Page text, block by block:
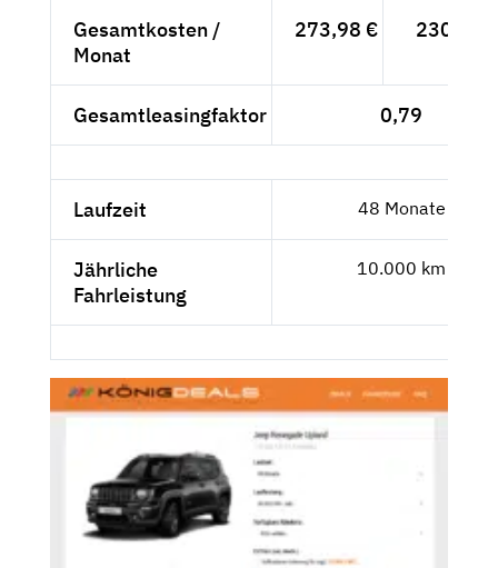
Gesamtkosten /
Monat
273,98 € 230,23 €
Gesamtleasingfaktor 0,79
Laufzeit 48 Monate
Jährliche
Fahrleistung
10.000 km